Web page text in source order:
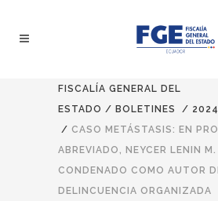
FISCALÍA GENERAL DEL
ESTADO / BOLETINES / 2024
/ CASO METÁSTASIS: EN
ABREVIADO, NEYCER LENIN M.
CONDENADO COMO AUTOR
DELINCUENCIA ORGANIZADA